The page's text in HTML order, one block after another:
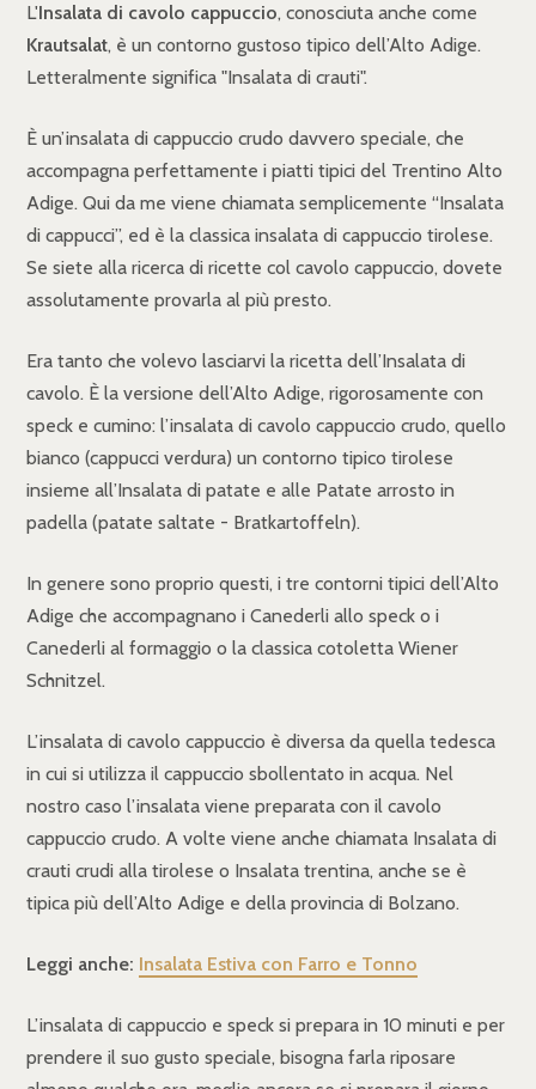
L'Insalata di cavolo cappuccio, conosciuta anche come
Krautsalat, è un contorno gustoso tipico dell’Alto Adige.
Letteralmente significa "Insalata di crauti".
È un’insalata di cappuccio crudo davvero speciale, che
accompagna perfettamente i piatti tipici del Trentino Alto
Adige. Qui da me viene chiamata semplicemente “Insalata
di cappucci”, ed è la classica insalata di cappuccio tirolese.
Se siete alla ricerca di ricette col cavolo cappuccio, dovete
assolutamente provarla al più presto.
Era tanto che volevo lasciarvi la ricetta dell’Insalata di
cavolo. È la versione dell’Alto Adige, rigorosamente con
speck e cumino: l’insalata di cavolo cappuccio crudo, quello
bianco (cappucci verdura) un contorno tipico tirolese
insieme all’Insalata di patate e alle Patate arrosto in
padella (patate saltate - Bratkartoffeln).
In genere sono proprio questi, i tre contorni tipici dell’Alto
Adige che accompagnano i Canederli allo speck o i
Canederli al formaggio o la classica cotoletta Wiener
Schnitzel.
L’insalata di cavolo cappuccio è diversa da quella tedesca
in cui si utilizza il cappuccio sbollentato in acqua. Nel
nostro caso l’insalata viene preparata con il cavolo
cappuccio crudo. A volte viene anche chiamata Insalata di
crauti crudi alla tirolese o Insalata trentina, anche se è
tipica più dell’Alto Adige e della provincia di Bolzano.
Leggi anche: Insalata Estiva con Farro e Tonno
L’insalata di cappuccio e speck si prepara in 10 minuti e per
prendere il suo gusto speciale, bisogna farla riposare